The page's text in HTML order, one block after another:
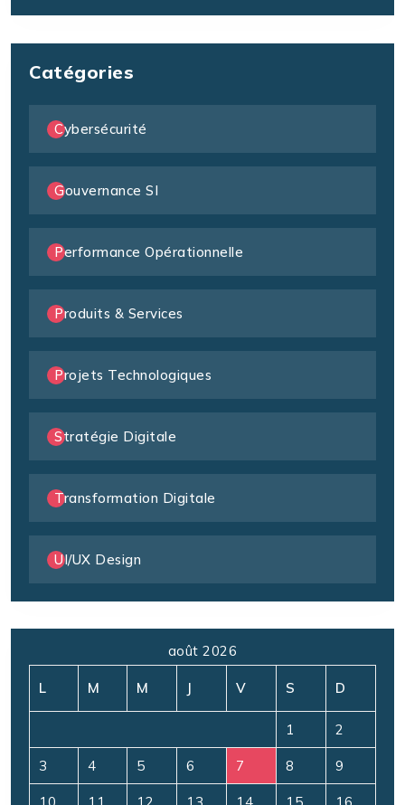
Catégories
Cybersécurité
Gouvernance SI
Performance Opérationnelle
Produits & Services
Projets Technologiques
Stratégie Digitale
Transformation Digitale
UI/UX Design
août 2026
L M M J V S D
1 2
3 4 5 6 7 8 9